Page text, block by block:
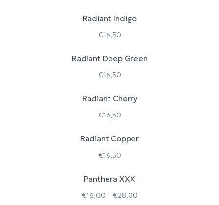
Radiant Indigo
€16,50
Radiant Deep Green
€16,50
Radiant Cherry
€16,50
Radiant Copper
€16,50
Panthera XXX
€16,00 – €28,00Price